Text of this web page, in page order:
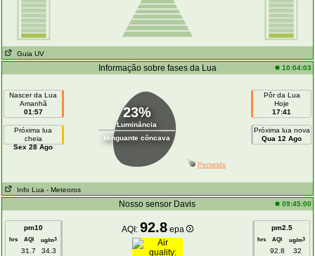
Guia UV
Informação sobre fases da Lua 10:04:03
Nascer da Lua
Amanhã
01:57
Próxima lua
cheia
Sex 28 Ago
23%
Luminância
Minguante côncava
Pôr da Lua
Hoje
17:41
Próxima lua nova
Qua 12 Ago
Perseids
Info Lua - Meteoros
Nosso sensor Davis 09:45:00
pm10
hrs AQI ug/m3
31.7 34.3
AQI: 92.8 epa pm2.5
hrs AQI ug/m3
92.8 32